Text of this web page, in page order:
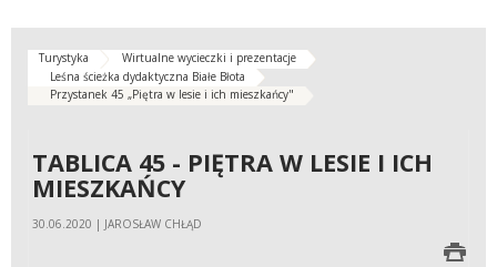
Turystyka
Wirtualne wycieczki i prezentacje
Leśna ścieżka dydaktyczna Białe Błota
Przystanek 45 „Piętra w lesie i ich mieszkańcy"
TABLICA 45 - PIĘTRA W LESIE I ICH
MIESZKAŃCY
30.06.2020 | JAROSŁAW CHŁĄD